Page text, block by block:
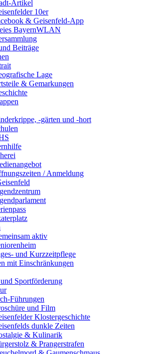
Artikel
10er
& Geisenfeld-App
BayernWLAN
Beiträge
Lage
& Gemarkungen
-gärten und -hort
/ Anmeldung
aktiv
und Kurzzeitpflege
mit Einschränkungen
Sportförderung
Führungen
und Film
Klostergeschichte
dunkle Zeiten
& Kulinarik
& Prangerstrafen